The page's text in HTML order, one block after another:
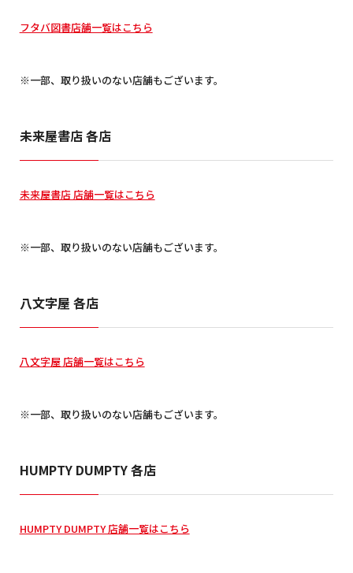
フタバ図書店舗一覧はこちら
※一部、取り扱いのない店舗もございます。
未来屋書店 各店
未来屋書店 店舗一覧はこちら
※一部、取り扱いのない店舗もございます。
八文字屋 各店
八文字屋 店舗一覧はこちら
※一部、取り扱いのない店舗もございます。
HUMPTY DUMPTY 各店
HUMPTY DUMPTY 店舗一覧はこちら